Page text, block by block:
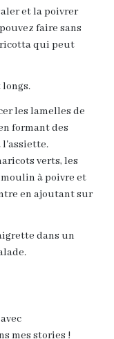
et la poivrer
faire sans
ricotta qui peut
les lamelles de
formant des
l'assiette.
verts, les
à poivre et
en ajoutant sur
dans un
mes stories !